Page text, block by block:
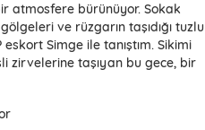
atmosfere bürünüyor. Sokak
ve rüzgarın taşıdığı tuzlu
Simge ile tanıştım. Sikimi
zirvelerine taşıyan bu gece, bir